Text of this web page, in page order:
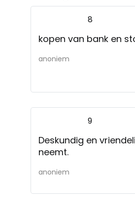
8
kopen van bank en
anoniem
9
Deskundig en
neemt.
anoniem